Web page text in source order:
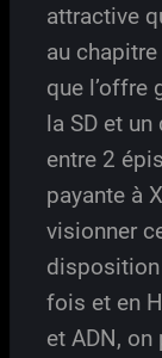
attractive
au
que l’offre
la SD et
entre 2
payante à
visionner
fois et en
et ADN, on